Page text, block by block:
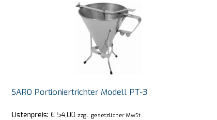
SARO Portioniertrichter Modell PT-3
Listenpreis: € 54,00 zzgl. gesetzlicher MwSt.